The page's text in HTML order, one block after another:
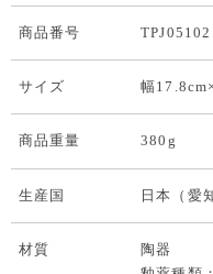
商品番号 TPJ05102
サイズ 幅
商品重量 380g
生産国 日本（愛
材質
陶器